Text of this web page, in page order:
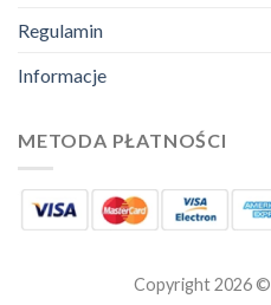
Regulamin
Informacje
METODA PŁATNOŚCI
Copyright 2026 ©